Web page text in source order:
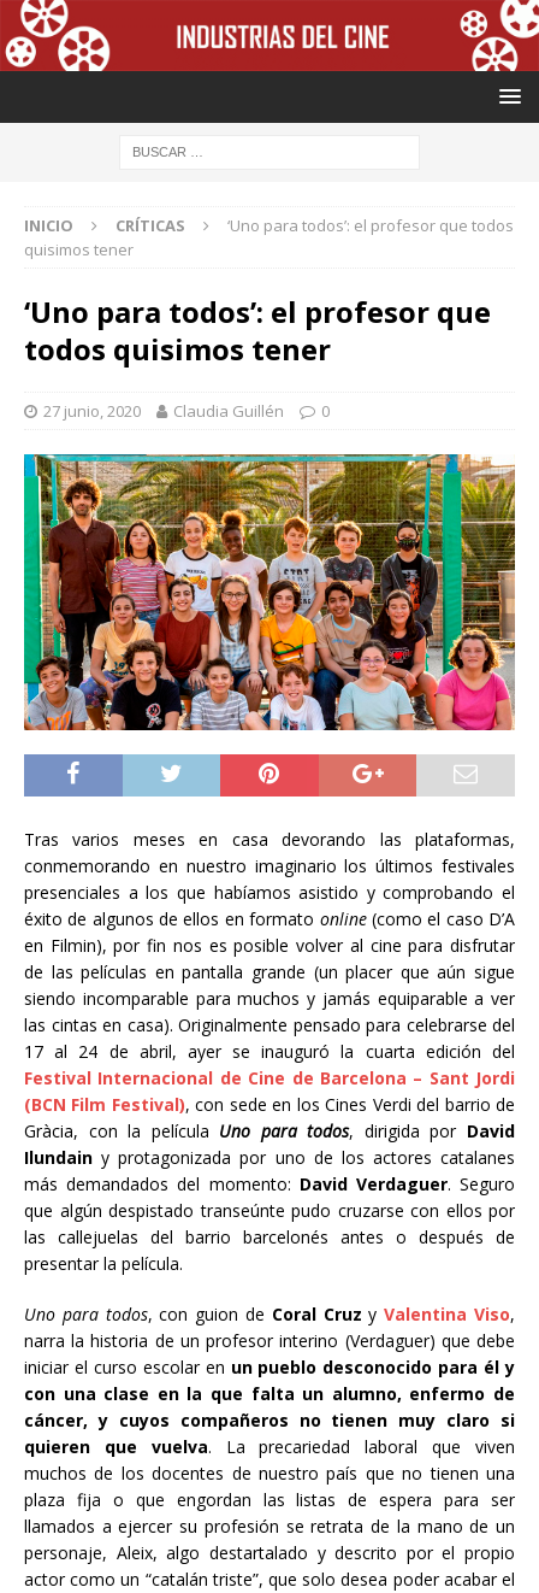
INICIO CRÍTICAS
‘Uno para todos’: el profesor que todos
quisimos tener
‘Uno para todos’: el profesor que
todos quisimos tener
27 junio, 2020 Claudia Guillén 0
Tras varios meses en casa devorando las plataformas,
conmemorando en nuestro imaginario los últimos festivales
presenciales a los que habíamos asistido y comprobando el
éxito de algunos de ellos en formato online(como el caso D’A
en Filmin), por fin nos es posible volver al cine para disfrutar
de las películas en pantalla grande (un placer que aún sigue
siendo incomparable para muchos y jamás equiparable a ver
las cintas en casa). Originalmente pensado para celebrarse del
17 al 24 de abril, ayer se inauguró la cuarta edición del
Festival Internacional de Cine de Barcelona – Sant Jordi
(BCN Film Festival), con sede en los Cines Verdi del barrio de
Gràcia, con la película Uno para todos, dirigida por David
Ilundain y protagonizada por uno de los actores catalanes
más demandados del momento: David Verdaguer. Seguro
que algún despistado transeúnte pudo cruzarse con ellos por
las callejuelas del barrio barcelonés antes o después de
presentar la película.
Uno para todos, con guion de Coral Cruz yValentina Viso,
narra la historia de un profesor interino (Verdaguer) que debe
iniciar el curso escolar en un pueblo desconocido para él y
con una clase en la que falta un alumno, enfermo de
cáncer, y cuyos compañeros no tienen muy claro si
quieren que vuelva. La precariedad laboral que viven
muchos de los docentes de nuestro país que no tienen una
plaza fija o que engordan las listas de espera para ser
llamados a ejercer su profesión se retrata de la mano de un
personaje, Aleix, algo destartalado y descrito por el propio
actor como un “catalán triste”, que solo desea poder acabar el